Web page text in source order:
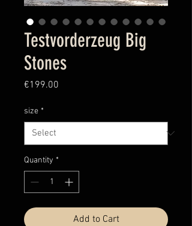
Testvorderzeug Big
Stones
€199.00
size *
Quantity *
Add to Cart